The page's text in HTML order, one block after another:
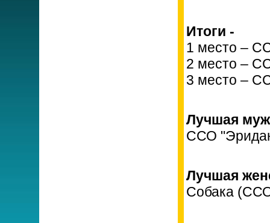
Итоги -
1 место –
2 место –
3 место –
Лучшая
ССО
Лучшая
Собака